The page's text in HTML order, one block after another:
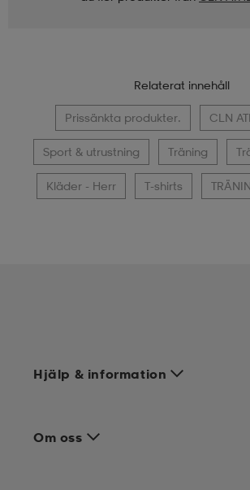
Relaterat innehåll
Prissänkta produkter. CLN
Sport & utrustning Träning
Kläder - Herr T-shirts
Hjälp & information
Om oss